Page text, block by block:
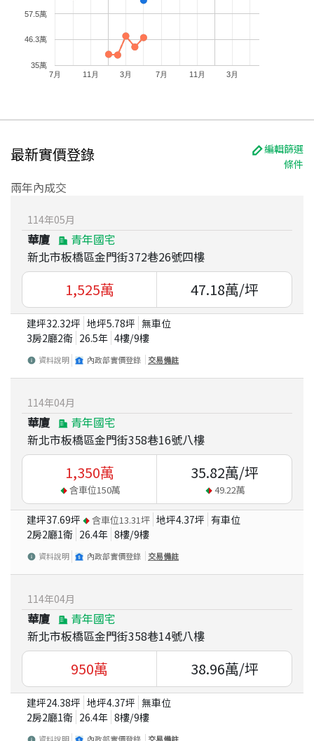
7月 11月 3月 7月 11月 3月
35萬
46.3萬
57.5萬
最新實價登錄
編輯篩選
條件
兩年內成交
114年05月
華廈
青年國宅
新北市板橋區金門街372巷26號四樓
1,525萬 47.18萬/坪
建坪32.32坪 地坪5.78坪 無車位
3房2廳2衛 26.5年 4樓/9樓
資料說明 內政部實價登錄 交易備註
114年04月
華廈
青年國宅
新北市板橋區金門街358巷16號八樓
1,350萬
含車位150萬
35.82萬/坪
49.22萬
建坪37.69坪 含車位13.31坪 地坪4.37坪 有車位
2房2廳1衛 26.4年 8樓/9樓
資料說明 內政部實價登錄 交易備註
114年04月
華廈
青年國宅
新北市板橋區金門街358巷14號八樓
950萬 38.96萬/坪
建坪24.38坪 地坪4.37坪 無車位
2房2廳1衛 26.4年 8樓/9樓